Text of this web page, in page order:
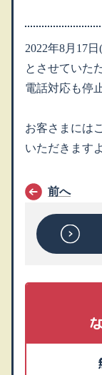
2022年8月17
とさせていた
電話対応も停
お客さまには
いただきます
前へ